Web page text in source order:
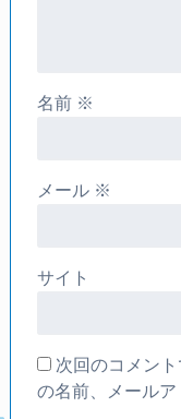
名前 ※
メール ※
サイト
次回のコメン
の名前、メールア